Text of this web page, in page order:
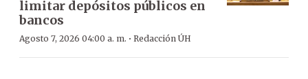
limitar depósitos públicos en
bancos
Agosto 7, 2026 04:00 a. m. · Redacción ÚH